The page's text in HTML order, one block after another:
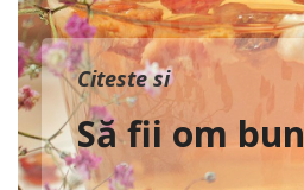
Citeste si
Să fii om bun